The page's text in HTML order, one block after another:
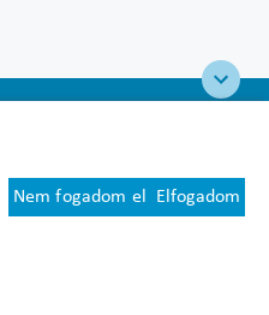
Nem fogadom el Elfogadom
feltételek